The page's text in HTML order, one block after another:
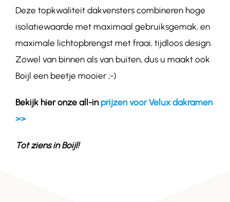
Deze topkwaliteit dakvensters combineren hoge
isolatiewaarde met maximaal gebruiksgemak, en
maximale lichtopbrengst met fraai, tijdloos design.
Zowel van binnen als van buiten, dus u maakt ook
Boijl een beetje mooier ;-)
Bekijk hier onze all-in prijzen voor Velux dakramen
>>
Tot ziens inBoijl!